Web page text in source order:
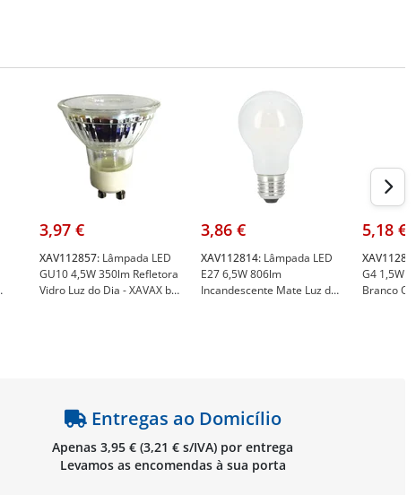
3,97 €
XAV112857: Lâmpada LED
GU10 4,5W 350lm Refletora
Vidro Luz do Dia - XAVAX by
3,86 €
XAV112814: Lâmpada LED
E27 6,5W 806lm
Incandescente Mate Luz do
5,18 €
G4 1,5W
Branco
Entregas ao Domicílio
Apenas 3,95 € (3,21 € s/IVA) por entrega
Levamos as encomendas à sua porta